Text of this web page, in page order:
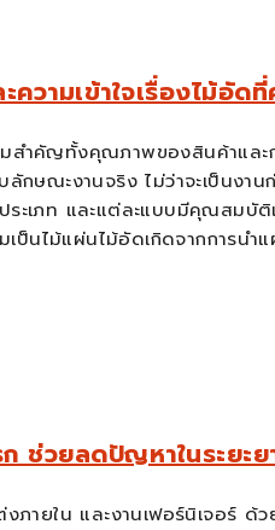
วามเข้าใจเรื่องไม้อัด
สำคัญทั้งคุณภาพของสินค้าแล
บลักษณะงานจริง ไม่ว่าจะเป็
ระเภท และแต่ละแบบมีคุณส
ป็นไม้แผ่นไม้อัดเกิดจากการน
ช่วยลดปัญหาในระยะย
ยใน และงานเฟอร์นิเจอร์